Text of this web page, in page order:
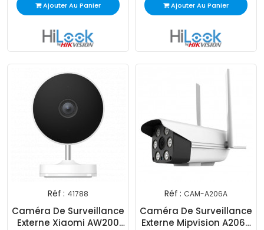
Ajouter Au Panier Ajouter Au Panier
Web !
Réf : 41788
Caméra De Surveillance
Externe Xiaomi AW200
Réf : CAM-A206A
Caméra De Surveillance
Externe Mipvision A206A